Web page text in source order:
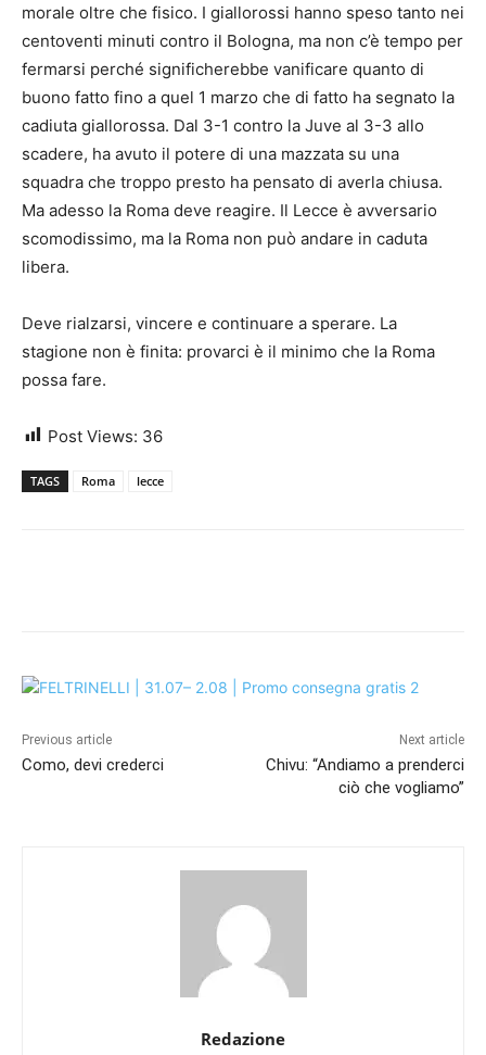
morale oltre che fisico. I giallorossi hanno speso tanto nei
centoventi minuti contro il Bologna, ma non c’è tempo per
fermarsi perché significherebbe vanificare quanto di
buono fatto fino a quel 1 marzo che di fatto ha segnato la
cadiuta giallorossa. Dal 3-1 contro la Juve al 3-3 allo
scadere, ha avuto il potere di una mazzata su una
squadra che troppo presto ha pensato di averla chiusa.
Ma adesso la Roma deve reagire. Il Lecce è avversario
scomodissimo, ma la Roma non può andare in caduta
libera.
Deve rialzarsi, vincere e continuare a sperare. La
stagione non è finita: provarci è il minimo che la Roma
possa fare.
Post Views: 36
TAGS Roma lecce
Previous article
Como, devi crederci
Next article
Chivu: “Andiamo a prenderci
ciò che vogliamo”
Redazione